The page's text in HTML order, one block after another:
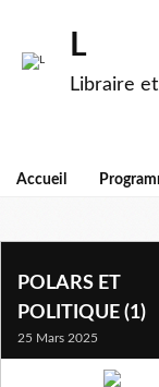
L
Libraire
Accueil
belkacem
POLARS ET
POLITIQUE (1)
25 Mars 2025